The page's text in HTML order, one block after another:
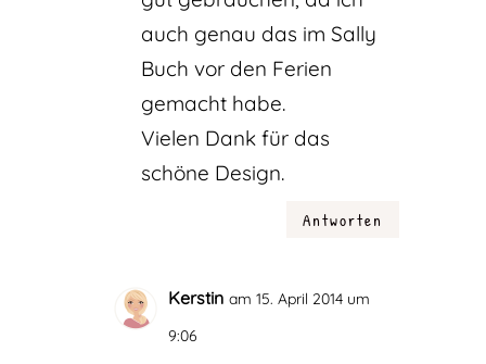
auch genau das im Sally
Buch vor den Ferien
gemacht habe.
Vielen Dank für das
schöne Design.
Antworten
Kerstin am 15. April 2014 um
9:06